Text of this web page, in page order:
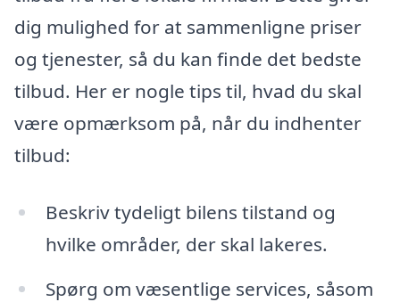
dig mulighed for at sammenligne priser
og tjenester, så du kan finde det bedste
tilbud. Her er nogle tips til, hvad du skal
være opmærksom på, når du indhenter
tilbud:
Beskriv tydeligt bilens tilstand og
hvilke områder, der skal lakeres.
Spørg om væsentlige services, såsom